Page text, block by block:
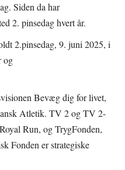
Siden da har
2. pinsedag hvert år.
2.pinsedag, 9. juni 2025, i
og
Bevæg dig for livet,
Atletik. TV 2 og TV 2-
Run, og TrygFonden,
Fonden er strategiske